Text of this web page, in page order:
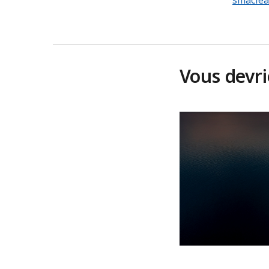
Vous